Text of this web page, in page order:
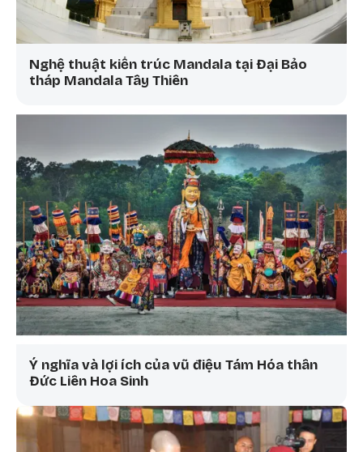
bốn phương diện này làm nên linh hồn sống động của Đại
Bảo Tháp — một trụ mốc tâm linh, một công trình văn hóa
thiêng liêng và một trường hiện diện của giác ngộ giữa
Nghệ thuật kiến trúc Mandala tại Đại Bảo
tháp Mandala Tây Thiên
Ý nghĩa và lợi ích của vũ điệu Tám Hóa thân
Đức Liên Hoa Sinh